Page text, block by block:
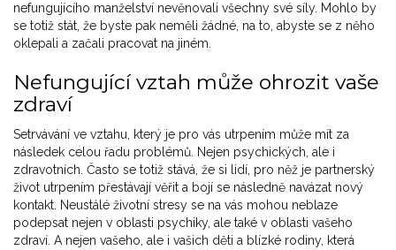
nefungujícího manželství nevěnovali všechny své síly. Mohlo by
se totiž stát, že byste pak neměli žádné, na to, abyste se z něho
oklepali a začali pracovat na jiném.
Nefungující vztah může ohrozit vaše
zdraví
Setrvávání ve vztahu, který je pro vás utrpením může mít za
následek celou řadu problémů. Nejen psychických, ale i
zdravotních. Často se totiž stává, že si lidí, pro něž je partnerský
život utrpením přestávají věřit a bojí se následně navázat nový
kontakt. Neustálé životní stresy se na vás mohou neblaze
podepsat nejen v oblasti psychiky, ale také v oblasti vašeho
zdraví. A nejen vašeho, ale i vašich děti a blízké rodiny, která